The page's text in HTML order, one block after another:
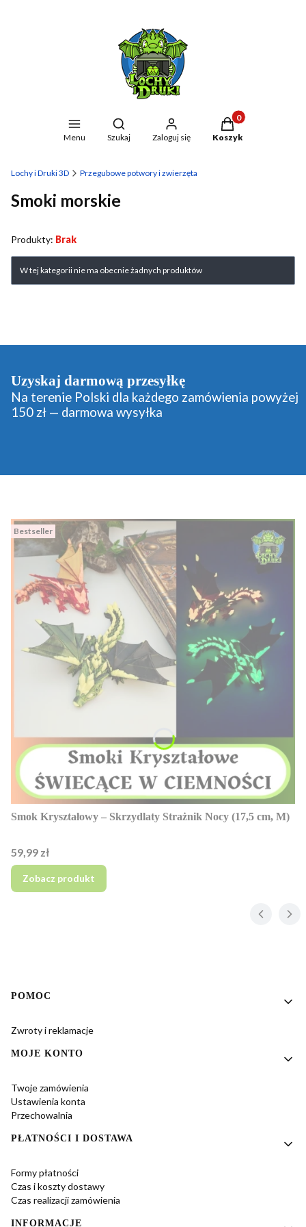
Menu
Otwórz wyszukiwarkę
Szukaj Zaloguj się
Produkty w
Koszyk
Lochy i Druki 3D Przegubowe potwory i zwierzęta
Smoki morskie
Produkty: Brak
Lista produktów
W tej kategorii nie ma obecnie żadnych produktów
Uzyskaj darmową przesyłkę
Na terenie Polski dla każdego zamówienia powyżej
150 zł — darmowa wysyłka
Bestseller
Smok Kryształowy – Skrzydlaty Strażnik Nocy (17,5 cm, M)
Cena
59,99 zł
Zobacz produkt
Linki w stopce
POMOC
Zwroty i reklamacje
MOJE KONTO
Twoje zamówienia
Ustawienia konta
Przechowalnia
PŁATNOŚCI I DOSTAWA
Formy płatności
Czas i koszty dostawy
Czas realizacji zamówienia
INFORMACJE